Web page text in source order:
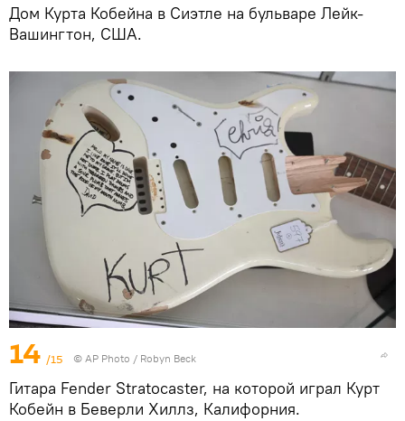
Дом Курта Кобейна в Сиэтле на бульваре Лейк-
Вашингтон, США.
14 /15 © AP Photo / Robyn Beck
Гитара Fender Stratocaster, на которой играл Курт
Кобейн в Беверли Хиллз, Калифорния.